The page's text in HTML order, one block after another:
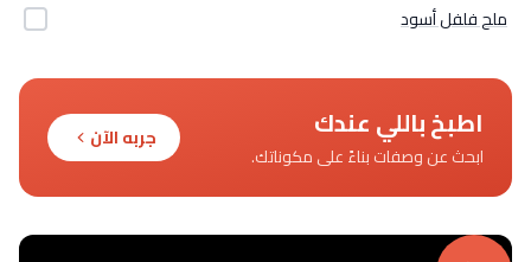
ملح فلفل أسود
اطبخ باللي عندك
ابحث عن وصفات بناءً على مكوناتك.
جربه الآن